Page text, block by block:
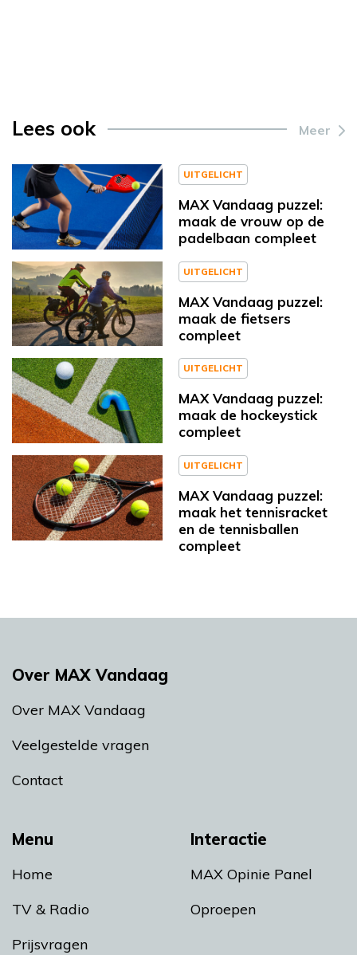
Lees ook Meer
UITGELICHT
MAX Vandaag puzzel:
maak de vrouw op de
padelbaan compleet
UITGELICHT
MAX Vandaag puzzel:
maak de fietsers
compleet
UITGELICHT
MAX Vandaag puzzel:
maak de hockeystick
compleet
UITGELICHT
MAX Vandaag puzzel:
maak het tennisracket
en de tennisballen
compleet
Menu
Home
TV & Radio
Prijsvragen
Interactie
MAX Opinie Panel
Oproepen
Over MAX Vandaag
Over MAX Vandaag
Veelgestelde vragen
Contact